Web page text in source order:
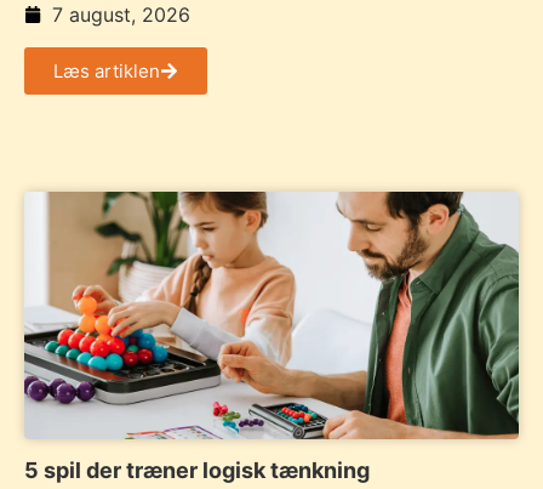
7 august, 2026
Læs artiklen
5 spil der træner logisk tænkning